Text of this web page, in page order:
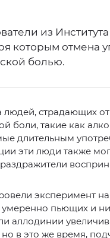
из
которым отмена
болью.
людей, страдающих
боли, такие как
длительным
эти люди также
эксперимент
умеренно пьющих и
аллодинии
но в это же время,